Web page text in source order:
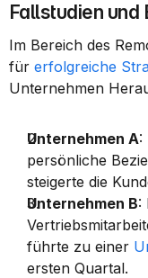
Fallstudien und
Im Bereich des
für erfolgreiche
Unternehmen
Unternehmen A:
persönliche
steigerte die
Unternehmen B:
führte zu einer
ersten Quartal.